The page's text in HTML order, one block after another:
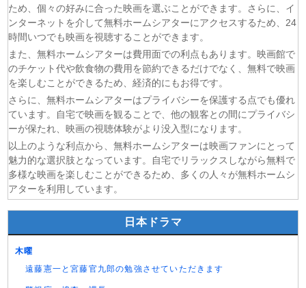
(05/08)ひまわり 第93話
(05/08)幸せになりたいマサムネ君 第5話
(05/08)手札が多めのビクトリア 第5話
(05/08) コントラスト 第6話
ため、個々の好みに合った映画を選ぶことができます。さらに、イ
ンターネットを介して無料ホームシアターにアクセスするため、24
時間いつでも映画を視聴することができます。
また、無料ホームシアターは費用面での利点もあります。映画館で
のチケット代や飲食物の費用を節約できるだけでなく、無料で映画
を楽しむことができるため、経済的にもお得です。
さらに、無料ホームシアターはプライバシーを保護する点でも優れ
ています。自宅で映画を観ることで、他の観客との間にプライバシ
ーが保たれ、映画の視聴体験がより没入型になります。
以上のような利点から、無料ホームシアターは映画ファンにとって
魅力的な選択肢となっています。自宅でリラックスしながら無料で
多様な映画を楽しむことができるため、多くの人々が無料ホームシ
アターを利用しています。
日本ドラマ
木曜
遠藤憲一と宮藤官九郎の勉強させていただきます